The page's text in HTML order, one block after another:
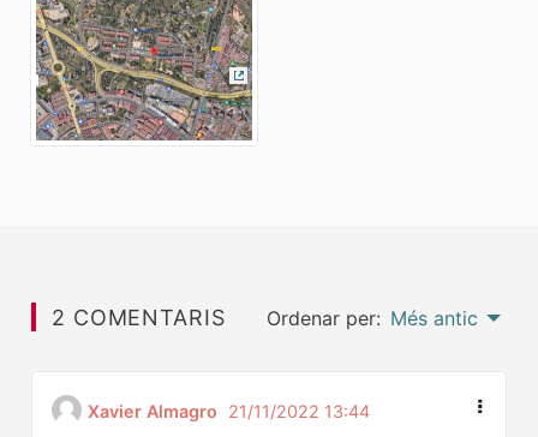
(Enllaç extern)
2 COMENTARIS Ordenar per: Més antic
Xavier Almagro 21/11/2022 13:44